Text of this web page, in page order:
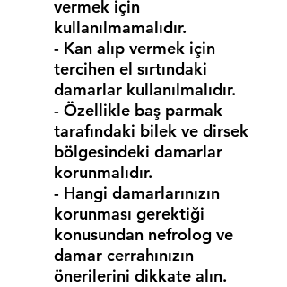
vermek için
kullanılmamalıdır.
- Kan alıp vermek için
tercihen el sırtındaki
damarlar kullanılmalıdır.
- Özellikle baş parmak
tarafındaki bilek ve dirsek
bölgesindeki damarlar
korunmalıdır.
- Hangi damarlarınızın
korunması gerektiği
konusundan nefrolog ve
damar cerrahınızın
önerilerini dikkate alın.